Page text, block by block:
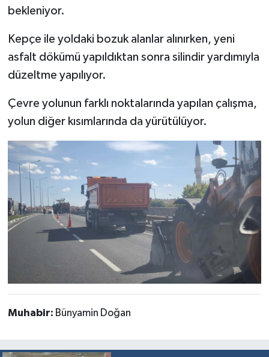
bekleniyor.
Kepçe ile yoldaki bozuk alanlar alınırken, yeni
asfalt dökümü yapıldıktan sonra silindir yardımıyla
düzeltme yapılıyor.
Çevre yolunun farklı noktalarında yapılan çalışma,
yolun diğer kısımlarında da yürütülüyor.
Muhabir: Bünyamin Doğan
Teknoloji
Video Galeri
Yaşam
Yemek Tarifleri